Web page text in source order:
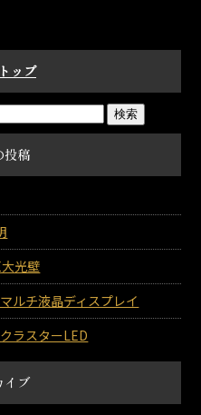
ップ
投稿
光壁
ルチ液晶ディスプレイ
ラスターLED
イブ